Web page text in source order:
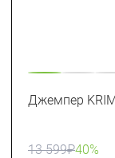
Джемпер
13 599₽40%